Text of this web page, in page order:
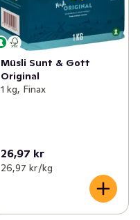
Müsli Sunt & Gott
Original
1 kg, Finax
26,97 kr
26,97 kr /kg